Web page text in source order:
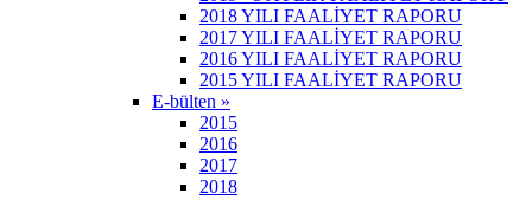
2018 YILI FAALİYET RAPORU
2017 YILI FAALİYET RAPORU
2016 YILI FAALİYET RAPORU
2015 YILI FAALİYET RAPORU
E-bülten »
2015
2016
2017
2018